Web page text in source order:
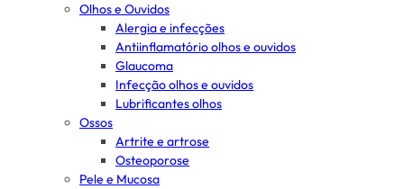
Olhos e Ouvidos
Alergia e infecções
Antiinflamatório olhos e ouvidos
Glaucoma
Infecção olhos e ouvidos
Lubrificantes olhos
Ossos
Artrite e artrose
Osteoporose
Pele e Mucosa